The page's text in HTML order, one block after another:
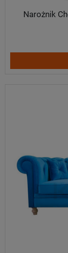
Narożnik